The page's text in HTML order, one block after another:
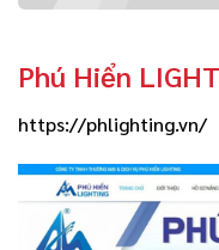
Phú Hiển
https://phlighting.vn/